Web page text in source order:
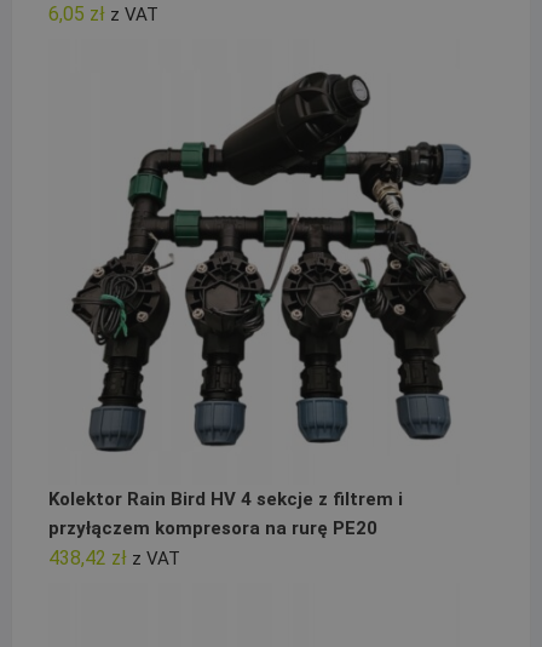
6,05 zł z VAT
Kolektor Rain Bird HV 4 sekcje z filtrem i
przyłączem kompresora na rurę PE20
438,42 zł z VAT